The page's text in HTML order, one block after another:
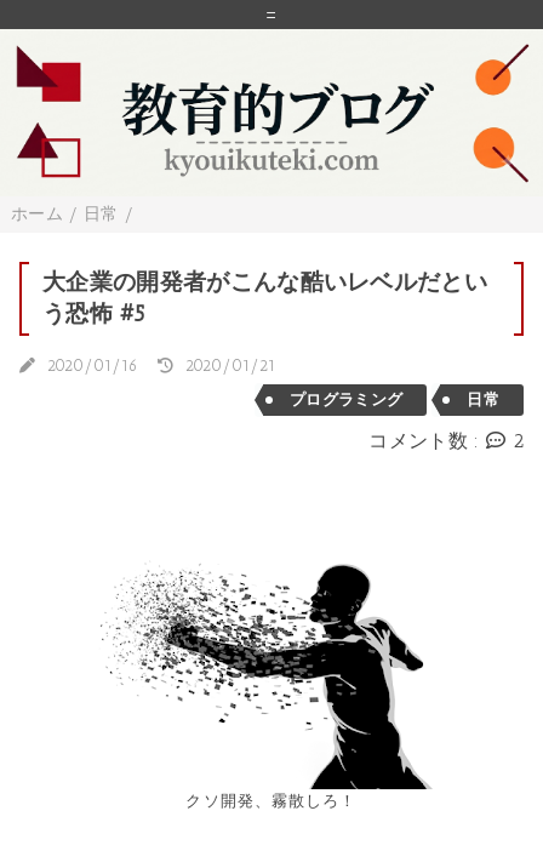
=
ホーム / 日常 /
大企業の開発者がこんな酷いレベルだとい
う恐怖 #5
2020/01/16
2020/01/21
プログラミング
日常
コメント数 : 2
クソ開発、霧散しろ！